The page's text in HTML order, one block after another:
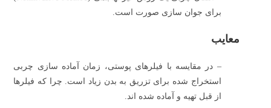
برای جوان سازی صورت است.
معایب
– در مقایسه با فیلرهای پوستی، زمان آماده سازی چربی
استخراج شده برای تزریق به بدن زیاد است. چرا که فیلرها
از قبل تهیه و آماده شده اند.